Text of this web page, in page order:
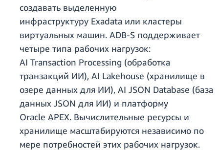
создавать выделенную
инфраструктуру Exadata или кластеры
виртуальных машин. ADB-S поддерживает
четыре типа рабочих нагрузок:
AI Transaction Processing (обработка
транзакций ИИ), AI Lakehouse (хранилище в
озере данных для ИИ), AI JSON Database (база
данных JSON для ИИ) и платформу
Oracle APEX. Вычислительные ресурсы и
хранилище масштабируются независимо по
мере потребностей этих рабочих нагрузок.